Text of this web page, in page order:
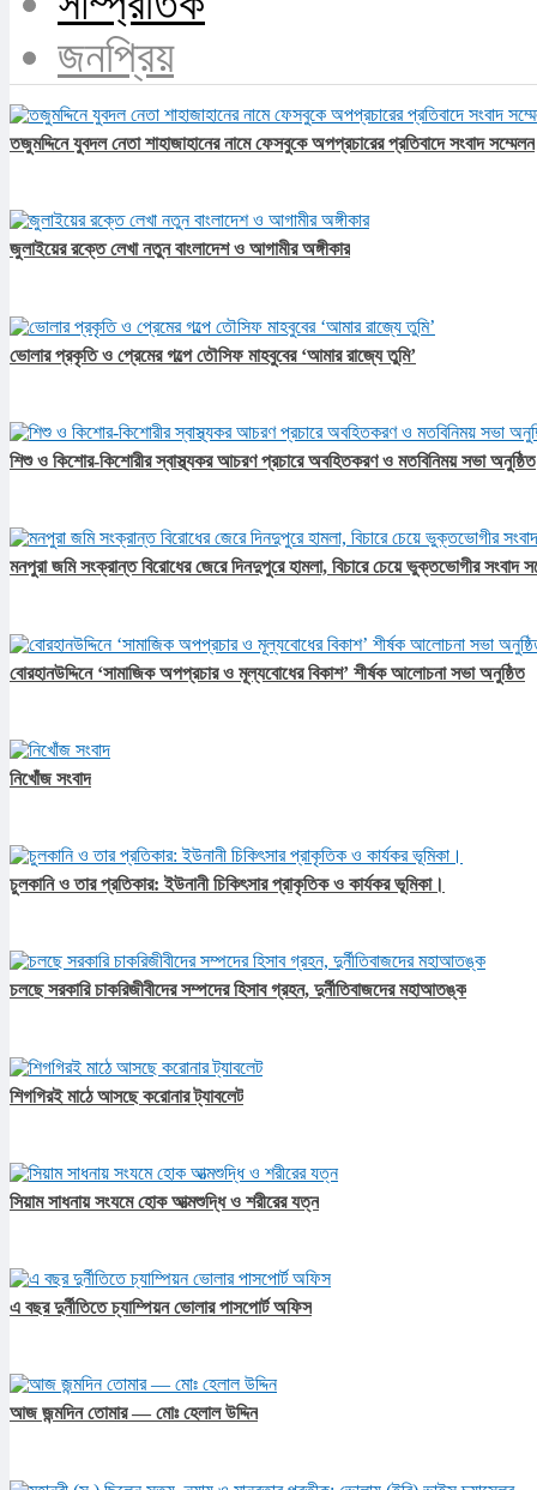
জনপ্রিয়
তজুমদ্দিনে যুবদল নেতা শাহাজাহানের নামে ফেসবুকে অপপ্রচারের প্রতিবাদে সংবাদ সম্মেলন
জুলাইয়ের রক্তে লেখা নতুন বাংলাদেশ ও আগামীর অঙ্গীকার​
ভোলার প্রকৃতি ও প্রেমের গল্পে তৌসিফ মাহবুবের ‘আমার রাজ্যে তুমি’
শিশু ও কিশোর-কিশোরীর স্বাস্থ্যকর আচরণ প্রচারে অবহিতকরণ ও মতবিনিময় সভা অনুষ্ঠিত
মনপুরা জমি সংক্রান্ত বিরোধের জেরে দিনদুপুরে হামলা, বিচারে চেয়ে ভুক্তভোগীর সংবাদ
বোরহানউদ্দিনে ‘সামাজিক অপপ্রচার ও মূল্যবোধের বিকাশ’ শীর্ষক আলোচনা সভা অনুষ্ঠিত
নিখোঁজ সংবাদ
চুলকানি ও তার প্রতিকার: ইউনানী চিকিৎসার প্রাকৃতিক ও কার্যকর ভূমিকা।
চলছে সরকারি চাকরিজীবীদের সম্পদের হিসাব গ্রহন, দুর্নীতিবাজদের মহাআতঙ্ক
শিগগিরই মাঠে আসছে করোনার ট্যাবলেট
সিয়াম সাধনায় সংযমে হোক আত্মশুদ্ধি ও শরীরের যত্ন
এ বছর দুর্নীতিতে চ্যাম্পিয়ন ভোলার পাসপোর্ট অফিস
আজ জন্মদিন তোমার — মোঃ হেলাল উদ্দিন